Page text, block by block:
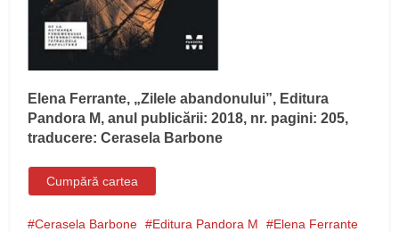
Elena Ferrante, „Zilele abandonului”, Editura
Pandora M, anul publicării: 2018, nr. pagini: 205,
traducere: Cerasela Barbone
Cumpără cartea
Cerasela Barbone Editura Pandora M Elena Ferrante